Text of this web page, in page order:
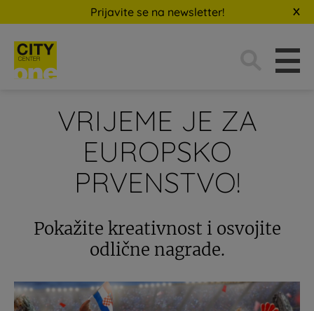
Prijavite se na newsletter!
VRIJEME JE ZA
EUROPSKO
PRVENSTVO!
Pokažite kreativnost i osvojite
odlične nagrade.